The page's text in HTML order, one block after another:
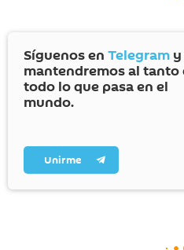
Síguenos en Telegram
mantendremos al tanto
todo lo que pasa en el
mundo.
Unirme